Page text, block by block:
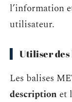
l’information
utilisateur.
Utiliser des
Les balises
description et